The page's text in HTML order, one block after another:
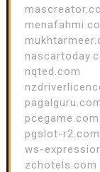
nqted.com
pcegame.com
pgslot-r2.com
ws-
zchotels.com